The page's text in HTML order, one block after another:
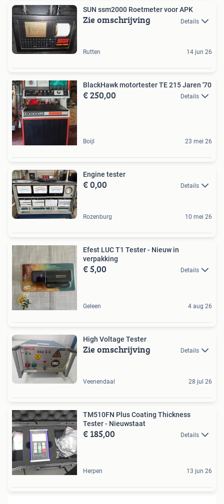
SUN ssm2000 Roetmeter voor APK
Zie omschrijving Details
Rutten 14 jun 26
BlackHawk motortester TE 215 Jaren '70
€ 250,00 Details
Boijl 23 mei 26
Engine tester
€ 0,00 Details
Rozenburg 10 mei 26
Efest LUC T1 Tester - Nieuw in
verpakking
€ 5,00 Details
Geleen 4 aug 26
High Voltage Tester
Zie omschrijving Details
Veenendaal 28 jul 26
TM510FN Plus Coating Thickness
Tester - Nieuwstaat
€ 185,00 Details
Herpen 13 jun 26